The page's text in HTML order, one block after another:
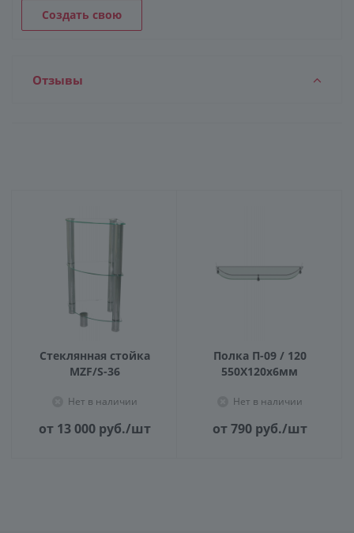
Создать свою
Отзывы
Стеклянная стойка
MZF/S-36
Нет в наличии
от 13 000руб./шт
Полка П-09 / 120
550X120х6мм
Нет в наличии
от 790руб./шт